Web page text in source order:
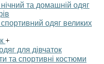
та домашній одяг
одяг великих
+
для дівчаток
спортивні костюми